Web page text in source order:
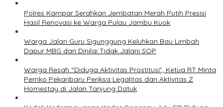
Polres Kampar Serahkan Jembatan Merah Putih Presisi
Hasil Renovasi ke Warga Pulau Jambu Kuok
Warga Jalan Guru Sigunggung Keluhkan Bau Limbah
Dapur MBG dan Dinilai Tidak Jalani SOP
Warga Resah “Diduga Aktivitas Prostitusi”, Ketua RT Minta
Pemko Pekanbaru Periksa Legalitas dan Aktivitas Z
Homestay di Jalan Tanjung Datuk